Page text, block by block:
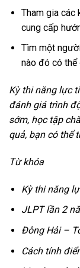
Tham gia các
cung cấp
Tìm một
nào đó có thể
Kỳ thi năng lực
đánh giá trình
sớm, học tập
quả, bạn có thể
Từ khóa
Kỳ thi năng
JLPT lần 2
Đông Hải –
Cách tính